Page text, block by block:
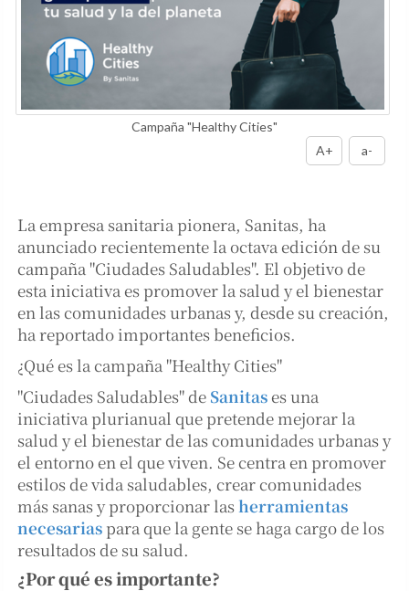
Campaña "Healthy Cities"
A+
a-
La empresa sanitaria pionera, Sanitas, ha
anunciado recientemente la octava edición de su
campaña "Ciudades Saludables". El objetivo de
esta iniciativa es promover la salud y el bienestar
en las comunidades urbanas y, desde su creación,
ha reportado importantes beneficios.
¿Qué es la campaña "Healthy Cities"
"Ciudades Saludables" de Sanitases una
iniciativa plurianual que pretende mejorar la
salud y el bienestar de las comunidades urbanas y
el entorno en el que viven. Se centra en promover
estilos de vida saludables, crear comunidades
más sanas y proporcionar lasherramientas
necesarias para que la gente se haga cargo de los
resultados de su salud.
¿Por qué es importante?